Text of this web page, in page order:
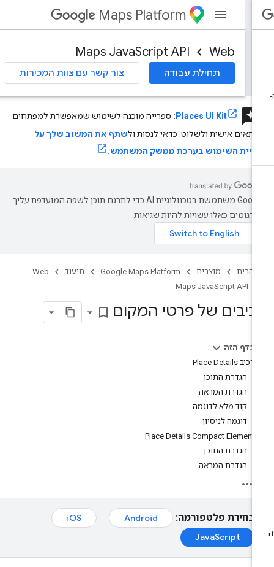
Maps Platform
Web
Maps JavaScript API
תחילת עבודה צור קשר עם צוות המכירות
Places UI Kit
:ספרייה מוכנה לשימוש שמאפשרת למפתחים
אישית ולשלוט. כדאי לנסות ולשתף את המשוב שלך על
השימוש בערכת ממשק המשתמש.
‫Google משתמשת בטכנולוגיית AI כדי לתרגם תוכן לשפה המועדפת עליך.
כאלו עשויות להיות שגיאות.
הבית מוצרים Google Maps Platform תיעוד
Web
Maps JavaScript API
של פרטי המקום bookmark_border
בדף הזה
הגדרת התוכן
הגדרת המראה
קוד מלא לדוגמה
דוגמה לניסיון
Place Details Compact Element
הגדרת התוכן
הגדרת המראה
בחירת פלטפורמה: Android
iOS
JavaScript